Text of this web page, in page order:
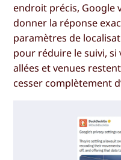
endroit précis, Google
donner la réponse
paramètres de
pour réduire le suivi, si
allées et venues
cesser complètement